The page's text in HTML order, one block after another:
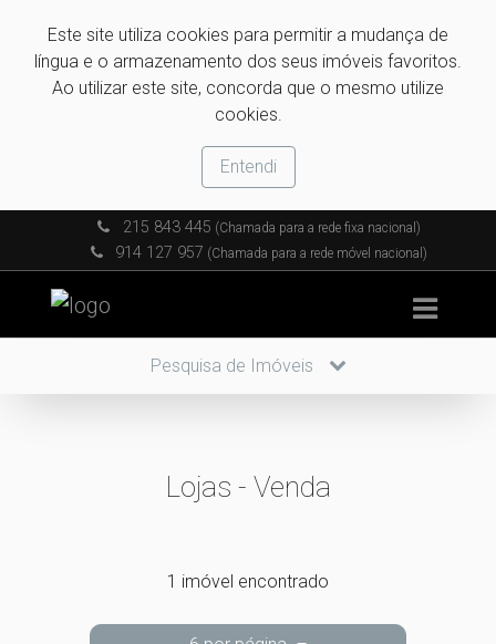
Este site utiliza cookies para permitir a mudança de
língua e o armazenamento dos seus imóveis favoritos.
Ao utilizar este site, concorda que o mesmo utilize
cookies.
Entendi
215 843 445 (Chamada para a rede fixa nacional)
914 127 957 (Chamada para a rede móvel nacional)
Pesquisa de Imóveis
Lojas - Venda
1 imóvel encontrado